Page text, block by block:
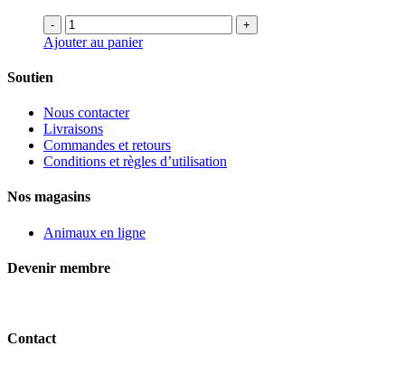
- +
Ajouter au panier
Soutien
Nous contacter
Livraisons
Commandes et retours
Conditions et règles d’utilisation
Nos magasins
Animaux en ligne
Devenir membre
Contact